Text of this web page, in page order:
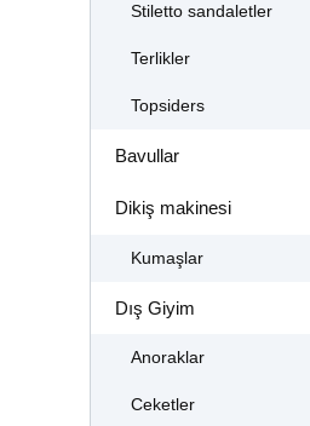
Stiletto sandaletler
Terlikler
Topsiders
Bavullar
Dikiş makinesi
Kumaşlar
Dış Giyim
Anoraklar
Ceketler